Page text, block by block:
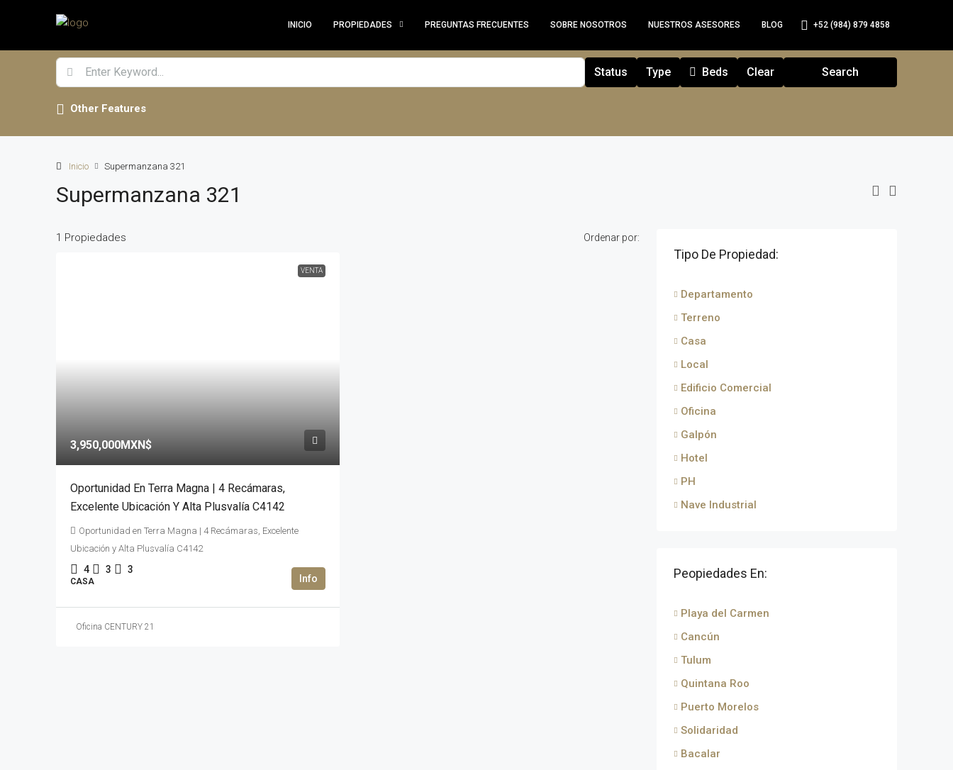
INICIO PROPIEDADES PREGUNTAS FRECUENTES SOBRE NOSOTROS NUESTROS ASESORES BLOG +52 (984) 879 4858
Status Type Beds Clear Search
Other Features
Inicio Supermanzana 321
Supermanzana 321
1 Propiedades Ordenar por:
VENTA
3,950,000MXN$
Oportunidad En Terra Magna | 4 Recámaras,
Excelente Ubicación Y Alta Plusvalía C4142
Oportunidad en Terra Magna | 4 Recámaras, Excelente
Ubicación y Alta Plusvalía C4142
4 3 3
CASA
Oficina CENTURY 21
Tipo De Propiedad:
Departamento
Terreno
Casa
Local
Edificio Comercial
Oficina
Galpón
Hotel
PH
Nave Industrial
Peopiedades En:
Playa del Carmen
Cancún
Tulum
Quintana Roo
Puerto Morelos
Solidaridad
Bacalar